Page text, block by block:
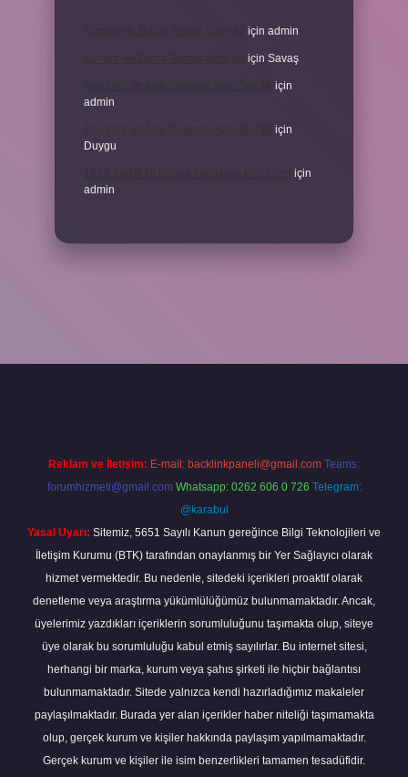
için admin
için Savaş
için
admin
için
Duygu
için
admin
Reklam ve İletişim: E-mail: backlinkpaneli@gmail.com Teams:
forumhizmeti@gmail.com Whatsapp: 0262 606 0 726 Telegram:
@karabul
Yasal Uyarı: Sitemiz, 5651 Sayılı Kanun gereğince Bilgi Teknolojileri ve
İletişim Kurumu (BTK) tarafından onaylanmış bir Yer Sağlayıcı olarak
hizmet vermektedir. Bu nedenle, sitedeki içerikleri proaktif olarak
denetleme veya araştırma yükümlülüğümüz bulunmamaktadır. Ancak,
üyelerimiz yazdıkları içeriklerin sorumluluğunu taşımakta olup, siteye
üye olarak bu sorumluluğu kabul etmiş sayılırlar. Bu internet sitesi,
herhangi bir marka, kurum veya şahıs şirketi ile hiçbir bağlantısı
bulunmamaktadır. Sitede yalnızca kendi hazırladığımız makaleler
paylaşılmaktadır. Burada yer alan içerikler haber niteliği taşımamakta
olup, gerçek kurum ve kişiler hakkında paylaşım yapılmamaktadır.
Gerçek kurum ve kişiler ile isim benzerlikleri tamamen tesadüfidir.